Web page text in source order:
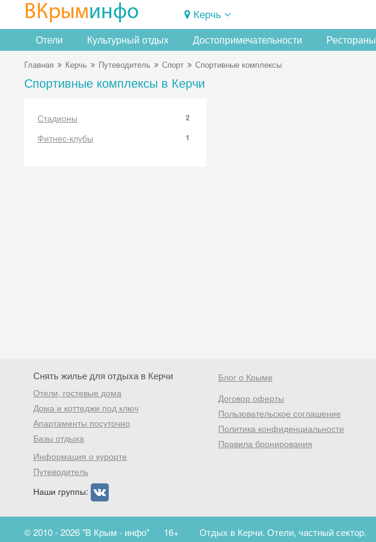
ВКрыминфо Керчь
Отели Культурный отдых Достопримечательности Рестораны
Главная Керчь Путеводитель Спорт Спортивные комплексы
Спортивные комплексы в Керчи
Стадионы 2
Фитнес-клубы 1
Снять жилье для отдыха в Керчи
Отели, гостевые дома
Дома и коттеджи под ключ
Апартаменты посуточно
Базы отдыха
Информация о курорте
Путеводитель
Наши группы:
Блог о Крыме
Договор оферты
Пользовательское соглашение
Политика конфиденциальности
Правила бронирования
© 2010 - 2026 "В Крым - инфо" 16+ Отдых в Керчи. Отели, частный сектор.